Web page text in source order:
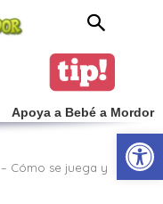
Apoya a Bebé a Mordor
– Cómo se juega y